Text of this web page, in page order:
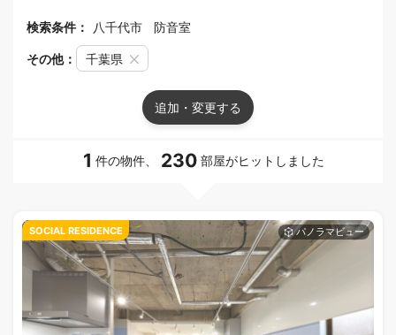
検索条件： 八千代市 防音室
その他： 千葉県
追加・変更する
1 件の物件、 230 部屋がヒットしました
SOCIAL RESIDENCE